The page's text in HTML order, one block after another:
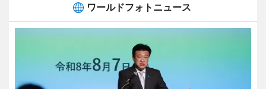
ワールドフォトニュース